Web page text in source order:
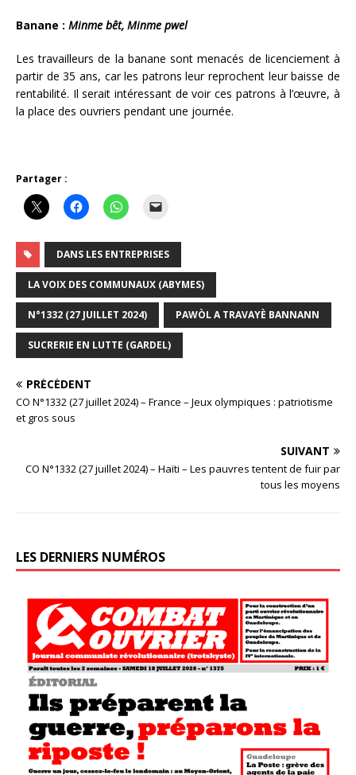
Banane : Minme bêt, Minme pwel
Les travailleurs de la banane sont menacés de licenciement à
partir de 35 ans, car les patrons leur reprochent leur baisse de
rentabilité. Il serait intéressant de voir ces patrons à l’œuvre, à
la place des ouvriers pendant une journée.
Partager :
DANS LES ENTREPRISES
LA VOIX DES COMMUNAUX (ABYMES)
N°1332 (27 JUILLET 2024) PAWÒL A TRAVAYÈ BANNANN
SUCRERIE EN LUTTE (GARDEL)
PRÉCÉDENT
CO N°1332 (27 juillet 2024) – France – Jeux olympiques : patriotisme
et gros sous
SUIVANT
CO N°1332 (27 juillet 2024) – Haïti – Les pauvres tentent de fuir par
tous les moyens
LES DERNIERS NUMÉROS